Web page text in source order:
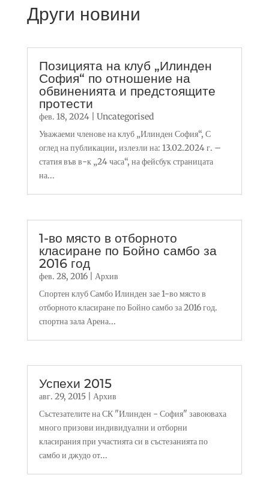
Други новини
Позицията на клуб „Илинден
София“ по отношение на
обвиненията и предстоящите
протести
фев. 18, 2024| Uncategorised
Уважаеми членове на клуб „Илинден София“, С
оглед на публикации, излезли на: 13.02.2024 г. –
статия във в-к „24 часа“, на фейсбук страницата
на...
1-во място в отборното
класиране по Бойно самбо за
2016 год
фев. 28, 2016| Архив
Спортен клуб Самбо Илинден зае 1-во място в
отборното класиране по Бойно самбо за 2016 год.
спортна зала Арена...
Успехи 2015
авг. 29, 2015| Архив
Състезателите на СК "Илинден - София" завоюваха
много призови индивидуални и отборни
класирания при участията си в състезанията по
самбо и джудо от...